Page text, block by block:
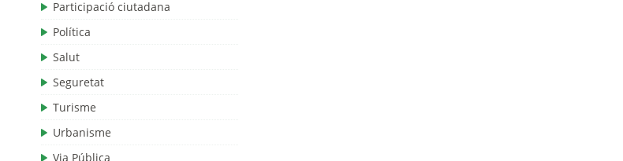
Participació ciutadana
Política
Salut
Seguretat
Turisme
Urbanisme
Via Pública